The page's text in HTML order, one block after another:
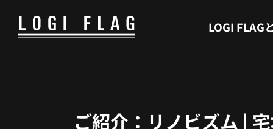
LOGI FLAG
ご紹介：リノビズム |